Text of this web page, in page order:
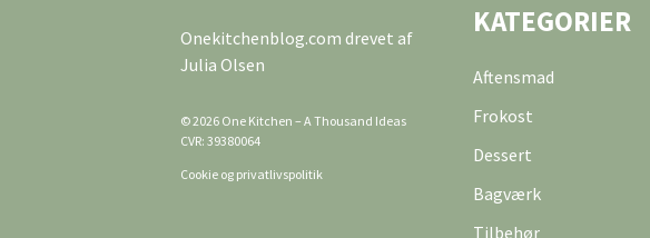
Onekitchenblog.com drevet af
Julia Olsen
© 2026 One Kitchen – A Thousand Ideas
CVR: 39380064
Cookie og privatlivspolitik
KATEGORIER
Aftensmad
Frokost
Dessert
Bagværk
Tilbehør